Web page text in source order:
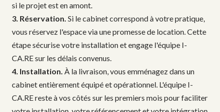
si le projet est en amont.
3. Réservation. Si le cabinet correspond à votre pratique,
vous réservez l'espace via une promesse de location. Cette
étape sécurise votre installation et engage l'équipe I-
CA.RE sur les délais convenus.
4. Installation. À la livraison, vous emménagez dans un
cabinet entièrement équipé et opérationnel. L'équipe I-
CA.RE reste à vos côtés sur les premiers mois pour faciliter